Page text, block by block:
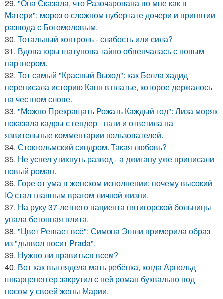
29. "Она Сказала, что Разочарована во мне как в
Матери": мороз о сложном пубертате дочери и принятии
развода с Богомоловым.
30. Тотальный контроль - слабость или сила?
31. Вдова юры шатунова тайно обвенчалась с новым
партнером.
32. Тот самый "Красный Выход": как Белла хадид
переписала историю Канн в платье, которое держалось
на честном слове.
33. "Можно Прекращать Рожать Каждый год": Лиза моряк
показала кадры с гендер - пати и ответила на
язвительные комментарии пользователей.
34. Стокгольмский синдром. Такая любовь?
35. Не успел утихнуть развод - а джигану уже приписали
новый роман.
36. Горе от ума в женском исполнении: почему высокий
IQ стал главным врагом личной жизни.
37. На руку 37-летнего пациента пятигорской больницы
упала бетонная плита.
38. "Цвет Решает всё": Симона Эшли примерила образ
из "дьявол носит Prada".
39. Нужно ли нравиться всем?
40. Вот как выглядела мать ребёнка, когда Арнольд
шварценеггер закрутил с ней роман буквально под
носом у своей жены Марии.